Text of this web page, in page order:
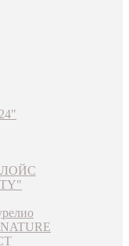
ЛОЙС